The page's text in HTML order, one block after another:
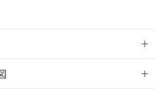
。
証明書（当社基準）
日時点で非含有を証明す
に遡って非含有を証明する
せん。
令のフタル酸エステル類４